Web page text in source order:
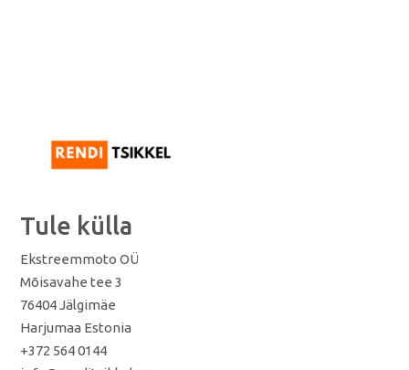
Tule külla
Ekstreemmoto OÜ
Mõisavahe tee 3
76404 Jälgimäe
Harjumaa Estonia
+372 564 0144